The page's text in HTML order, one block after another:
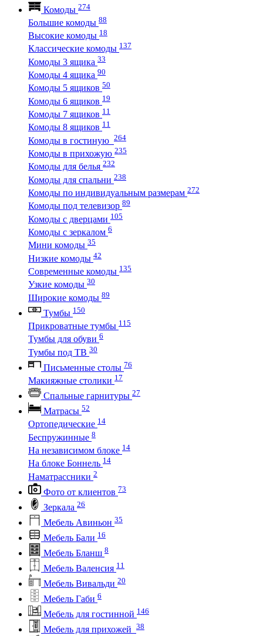
Комоды 274
Большие комоды 88
Высокие комоды 18
Классические комоды 137
Комоды 3 ящика 33
Комоды 4 ящика 90
Комоды 5 ящиков 50
Комоды 6 ящиков 19
Комоды 7 ящиков 11
Комоды 8 ящиков 11
Комоды в гостиную 264
Комоды в прихожую 235
Комоды для белья 232
Комоды для спальни 238
Комоды по индивидуальным размерам 272
Комоды под телевизор 89
Комоды с дверцами 105
Комоды с зеркалом 6
Мини комоды 35
Низкие комоды 42
Современные комоды 135
Узкие комоды 30
Широкие комоды 89
Тумбы 150
Прикроватные тумбы 115
Тумбы для обуви 6
Тумбы под ТВ 30
Письменные столы 76
Макияжные столики 17
Спальные гарнитуры 27
Матрасы 52
Ортопедические 14
Беспружинные 8
На независимом блоке 14
На блоке Боннель 14
Наматрассники 2
Фото от клиентов 73
Зеркала 26
Мебель Авиньон 35
Мебель Бали 16
Мебель Бланш 8
Мебель Валенсия 11
Мебель Вивальди 20
Мебель Габи 6
Мебель для гостинной 146
Мебель для прихожей 38